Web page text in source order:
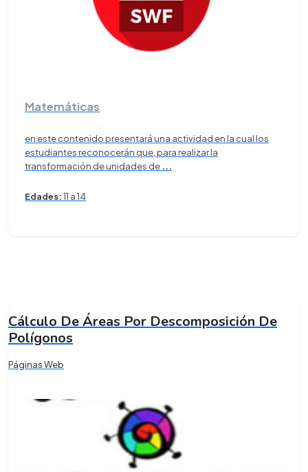
Matemáticas
en este contenido presentará una actividad en la cual los
estudiantes reconocerán que, para realizar la
transformación de unidades de ...
Edades:11 a 14
Cálculo De Áreas Por Descomposición De
Polígonos
Páginas Web